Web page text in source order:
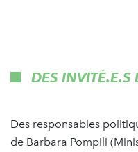
DES INVITÉ.E.S
Des responsables
de Barbara Pompili